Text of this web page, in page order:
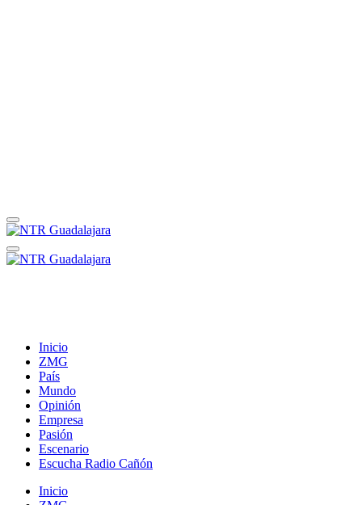
Inicio
ZMG
País
Mundo
Opinión
Empresa
Pasión
Escenario
Escucha Radio Cañón
Inicio